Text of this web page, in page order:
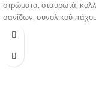
στρώματα, σταυρωτά,
σανίδων, συνολικού
οι επιφάνειες των οποίων
ώστε να είναι δυνατή η